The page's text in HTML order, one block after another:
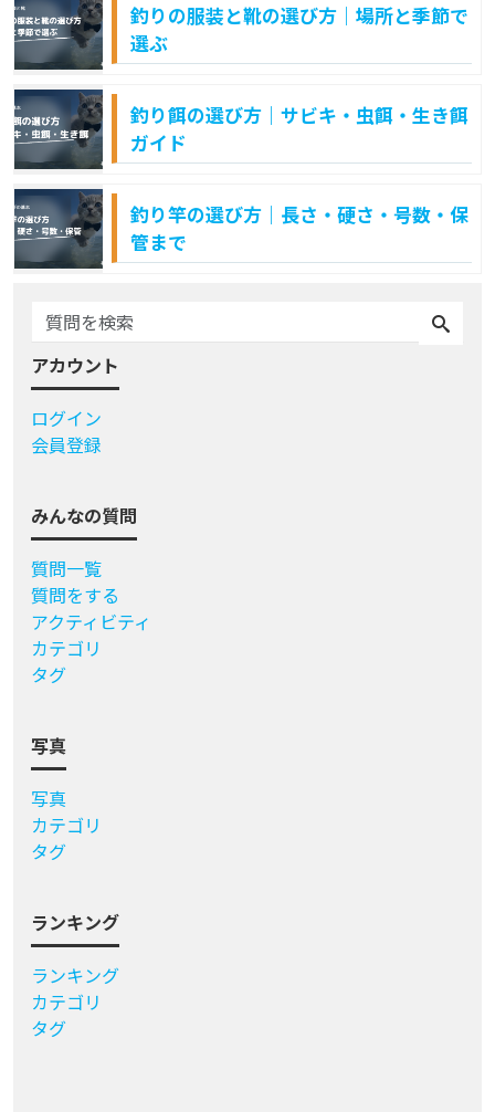
釣りの服装と靴の選び方｜場所と季節で
選ぶ
釣り餌の選び方｜サビキ・虫餌・生き餌
ガイド
釣り竿の選び方｜長さ・硬さ・号数・保
管まで
アカウント
ログイン
会員登録
みんなの質問
質問一覧
質問をする
アクティビティ
カテゴリ
タグ
写真
写真
カテゴリ
タグ
ランキング
ランキング
カテゴリ
タグ